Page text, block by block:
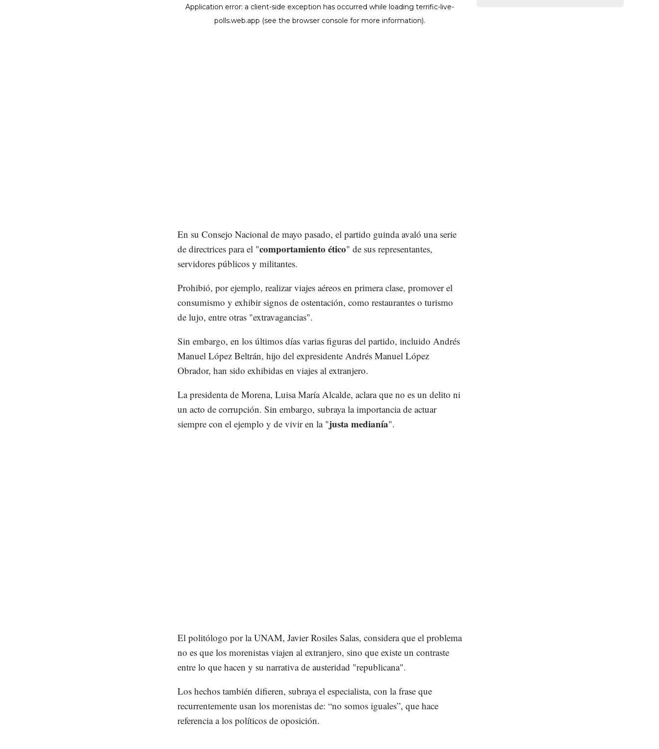
En su Consejo Nacional de mayo pasado, el partido guinda avaló una serie
de directrices para el "comportamiento ético" de sus representantes,
servidores públicos y militantes.
Prohibió, por ejemplo, realizar viajes aéreos en primera clase, promover el
consumismo y exhibir signos de ostentación, como restaurantes o turismo
de lujo, entre otras "extravagancias".
Sin embargo, en los últimos días varias figuras del partido, incluido Andrés
Manuel López Beltrán, hijo del expresidente Andrés Manuel López
Obrador, han sido exhibidas en viajes al extranjero.
La presidenta de Morena, Luisa María Alcalde, aclara que no es un delito ni
un acto de corrupción. Sin embargo, subraya la importancia de actuar
siempre con el ejemplo y de vivir en la "justa medianía".
El politólogo por la UNAM, Javier Rosiles Salas, considera que el problema
no es que los morenistas viajen al extranjero, sino que existe un contraste
entre lo que hacen y su narrativa de austeridad "republicana".
Los hechos también difieren, subraya el especialista, con la frase que
recurrentemente usan los morenistas de: “no somos iguales”, que hace
referencia a los políticos de oposición.